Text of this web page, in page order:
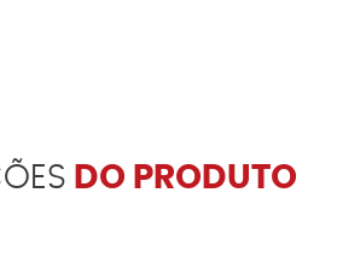
DO PRODUTO